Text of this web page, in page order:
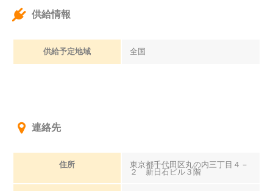
供給情報
供給予定地域 全国
連絡先
住所
東京都千代田区丸の内三丁目４－
２ 新日石ビル３階